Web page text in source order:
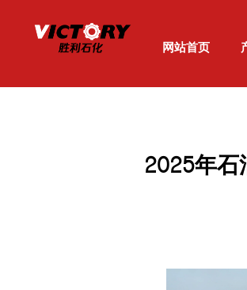
网站首页
2025年石